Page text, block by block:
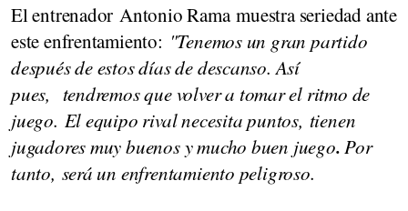
El entrenador Antonio Rama muestra seriedad ante
este enfrentamiento: "Tenemos un gran partido
después de estos días de descanso. Así
pues, tendremos que volver a tomar el ritmo de
juego. El equipo rival necesita puntos, tienen
jugadores muy buenos y mucho buen juego.Por
tanto, será un enfrentamiento peligroso.